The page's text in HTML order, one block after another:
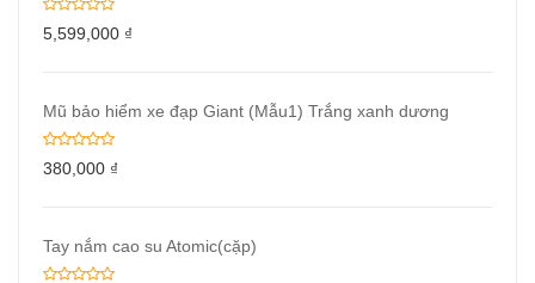
5,599,000 ₫
Mũ bảo hiểm xe đạp Giant (Mẫu1) Trắng xanh dương
380,000 ₫
Tay nắm cao su Atomic(cặp)